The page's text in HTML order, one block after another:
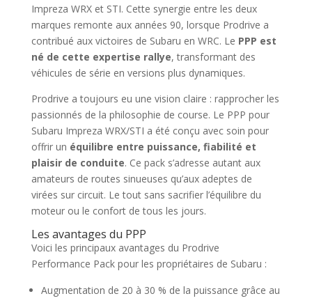
Impreza WRX et STI. Cette synergie entre les deux
marques remonte aux années 90, lorsque Prodrive a
contribué aux victoires de Subaru en WRC. Le PPP est
né de cette expertise rallye, transformant des
véhicules de série en versions plus dynamiques.
Prodrive a toujours eu une vision claire : rapprocher les
passionnés de la philosophie de course. Le PPP pour
Subaru Impreza WRX/STI a été conçu avec soin pour
offrir un équilibre entre puissance, fiabilité et
plaisir de conduite. Ce pack s’adresse autant aux
amateurs de routes sinueuses qu’aux adeptes de
virées sur circuit. Le tout sans sacrifier l’équilibre du
moteur ou le confort de tous les jours.
Les avantages du PPP
Voici les principaux avantages du Prodrive
Performance Pack pour les propriétaires de Subaru :
Augmentation de 20 à 30 % de la puissance grâce au